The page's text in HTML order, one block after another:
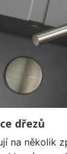
dřezů
na několik